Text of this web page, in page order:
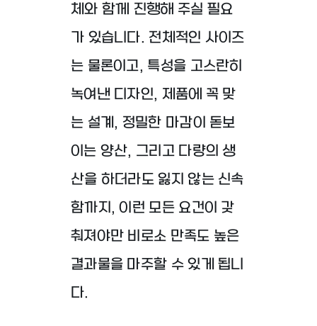
체와 함께 진행해 주실 필요
가 있습니다. 전체적인 사이즈
는 물론이고, 특성을 고스란히
녹여낸 디자인, 제품에 꼭 맞
는 설계, 정밀한 마감이 돋보
이는 양산, 그리고 다량의 생
산을 하더라도 잃지 않는 신속
함까지, 이런 모든 요건이 갖
춰져야만 비로소 만족도 높은
결과물을 마주할 수 있게 됩니
다.